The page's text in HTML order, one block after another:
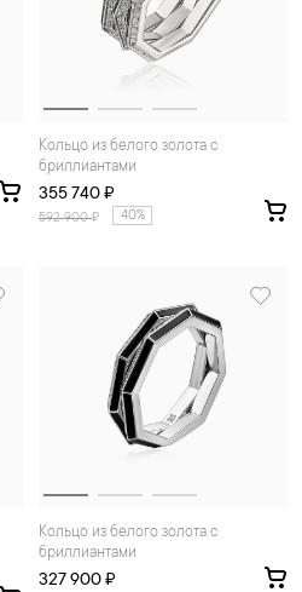
Кольцо из белого золота с
бриллиантами
355 740 ₽
592 900₽ 40%
Кольцо из белого золота с
бриллиантами
327 900 ₽